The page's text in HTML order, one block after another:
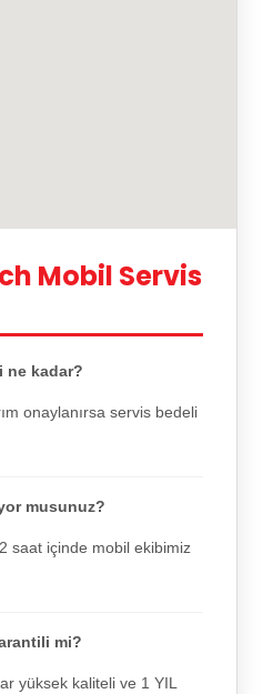
Mobil Servis
ne kadar?
onaylanırsa servis bedeli
musunuz?
saat içinde mobil ekibimiz
mi?
yüksek kaliteli ve 1 YIL